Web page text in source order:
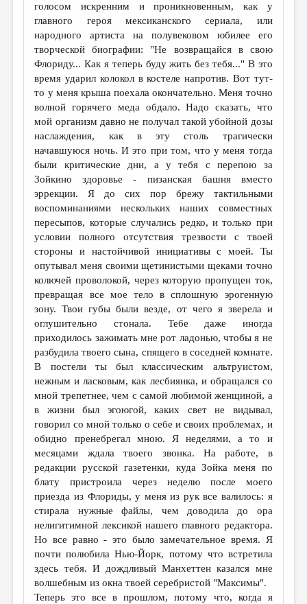
голосом искренним и проникновенным, как у
главного героя мексиканского сериала, или
народного артиста на полувековом юбилее его
творческой биографии: "Не возвращайся в свою
Флориду... Как я теперь буду жить без тебя..." В это
время ударил колокол в костеле напротив. Вот тут-
то у меня крыша поехала окончательно. Меня точно
волной горячего меда обдало. Надо сказать, что
мой организм давно не получал такой убойной дозы
наслаждения, как в эту столь трагически
начавшуюся ночь. И это при том, что у меня тогда
были критические дни, а у тебя с перепою за
Зойкино здоровье - пизанская башня вместо
эррекции. Я до сих пор брежу тактильными
воспоминаниями нескольких наших совместных
пересыпов, которые случались редко, и только при
условии полного отсутствия трезвости с твоей
стороны и настойчивой инициативы с моей. Ты
опутывал меня своими щетинистыми щеками точно
колючей проволокой, через которую пропущен ток,
превращая все мое тело в сплошную эрогенную
зону. Твои губы были везде, от чего я зверела и
оглушительно стонала. Тебе даже иногда
приходилось зажимать мне рот ладонью, чтобы я не
разбудила твоего сына, спящего в соседней комнате.
В постели ты был классическим альтруистом,
нежным и ласковым, как лесбиянка, и обращался со
мной трепетнее, чем с самой любимой женщиной, а
в жизни был эгоюгой, каких свет не видывал,
говорил со мной только о себе и своих проблемах, и
обидно пренебрегал мною. Я неделями, а то и
месяцами ждала твоего звонка. На работе, в
редакции русской газетенки, куда Зойка меня по
блату пристроила через неделю после моего
приезда из Флориды, у меня из рук все валилось: я
стирала нужные файлы, чем доводила до ора
нелигитимной лексикой нашего главного редактора.
Но все равно - это было замечательное время. Я
почти полюбила Нью-Йорк, потому что встретила
здесь тебя. И дождливый Манхеттен казался мне
волшебным из окна твоей серебристой "Максимы".
Теперь это все в прошлом, потому что, когда я